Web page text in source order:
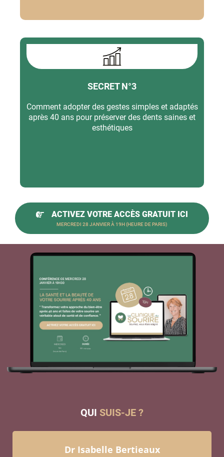
SECRET N°3
Comment adopter des gestes simples et adaptés
après 40 ans pour préserver des dents saines et
esthétiques
ACTIVEZ VOTRE ACCÈS GRATUIT ICI
MERCREDI 28 JANVIER À 19H (HEURE DE PARIS)
QUI SUIS-JE ?
Dr Isabelle Bertieaux